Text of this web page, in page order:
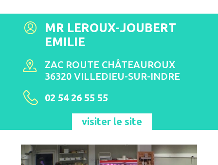
MR LEROUX-JOUBERT
EMILIE
ZAC ROUTE CHÂTEAUROUX
36320 VILLEDIEU-SUR-INDRE
02 54 26 55 55
visiter le site